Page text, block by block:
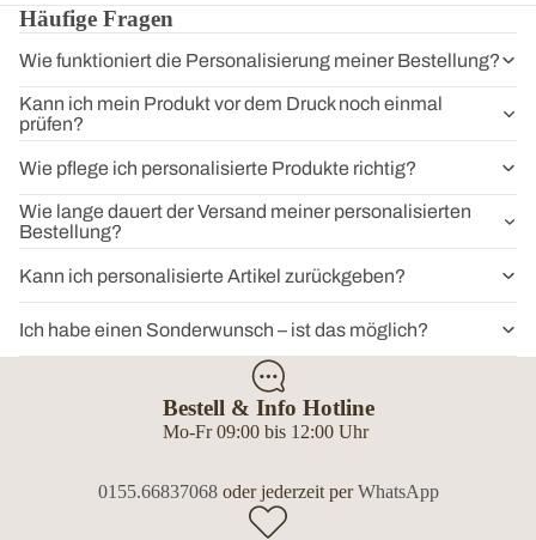
Häufige Fragen
Wie funktioniert die Personalisierung meiner Bestellung?
Kann ich mein Produkt vor dem Druck noch einmal
prüfen?
Wie pflege ich personalisierte Produkte richtig?
Wie lange dauert der Versand meiner personalisierten
Bestellung?
Kann ich personalisierte Artikel zurückgeben?
Ich habe einen Sonderwunsch – ist das möglich?
Bestell & Info Hotline
Mo-Fr 09:00 bis 12:00 Uhr
0155.66837068oder jederzeit perWhatsApp